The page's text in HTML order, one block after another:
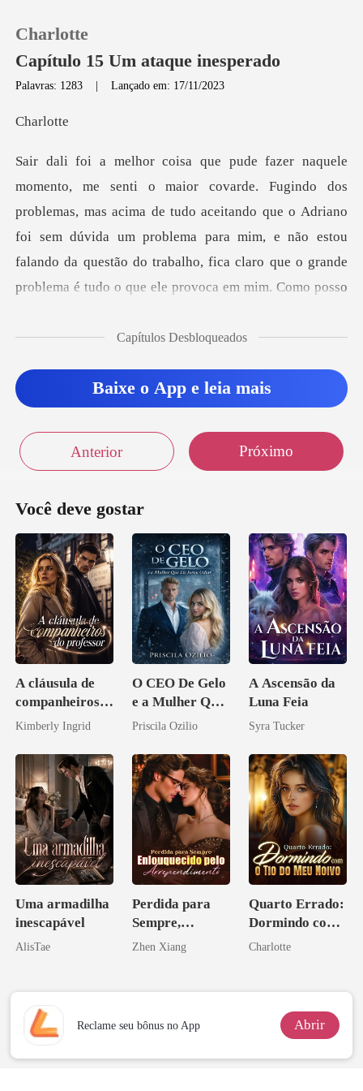
Loja
Histórico
Sair
Charlotte
Capítulo 15 Um ataque inesperado
Palavras: 1283 |Lançado em: 17/11/2023
rlo
acima de tudo aceitando que o Adriano
foi sem dúvida um problema para mim, e não estou
falando da questão do tra
Capítulos Desbloqueados
Baixe o App e leia mais
Anterior Próximo
Você deve gostar
A cláusula de
companheiros
do professor
Kimberly Ingrid
O CEO De Gelo
e a Mulher Que
Ele Jurou Odiar
Priscila Ozilio
A Ascensão da
Luna Feia
Syra Tucker
Uma armadilha
inescapável
AlisTae
Perdida para
Sempre,
Enlouquecido
o
Zhen Xiang
Quarto Errado:
Dormindo com
o Tio do Meu
Charlotte
Reclame seu bônus no App Abrir